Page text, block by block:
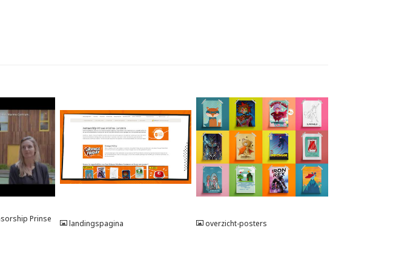
Prinse
landingspagina
JPG
overzicht-posters